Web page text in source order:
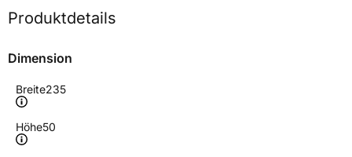
Produktdetails
Dimension
Breite235
Höhe50